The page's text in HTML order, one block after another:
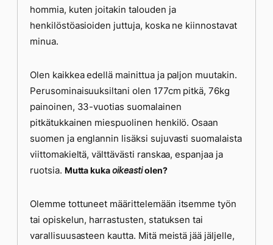
hommia, kuten joitakin talouden ja
henkilöstöasioiden juttuja, koska ne kiinnostavat
minua.
Olen kaikkea edellä mainittua ja paljon muutakin.
Perusominaisuuksiltani olen 177cm pitkä, 76kg
painoinen, 33-vuotias suomalainen
pitkätukkainen miespuolinen henkilö. Osaan
suomen ja englannin lisäksi sujuvasti suomalaista
viittomakieltä, välttävästi ranskaa, espanjaa ja
ruotsia. Mutta kukaoikeastiolen?
Olemme tottuneet määrittelemään itsemme työn
tai opiskelun, harrastusten, statuksen tai
varallisuusasteen kautta. Mitä meistä jää jäljelle,